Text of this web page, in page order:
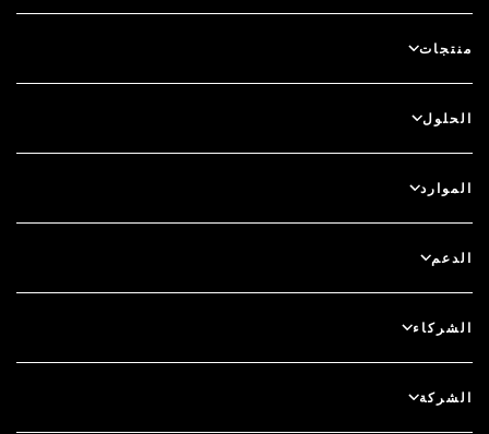
منتجات
سكيور آي دي (SecurID)
الحلول
المصادقة متعددة العوامل
الخدمات المالية
الموارد
المدونة
الدعم
دعم العملاء
الشركاء
كن شريكًا
الشركة